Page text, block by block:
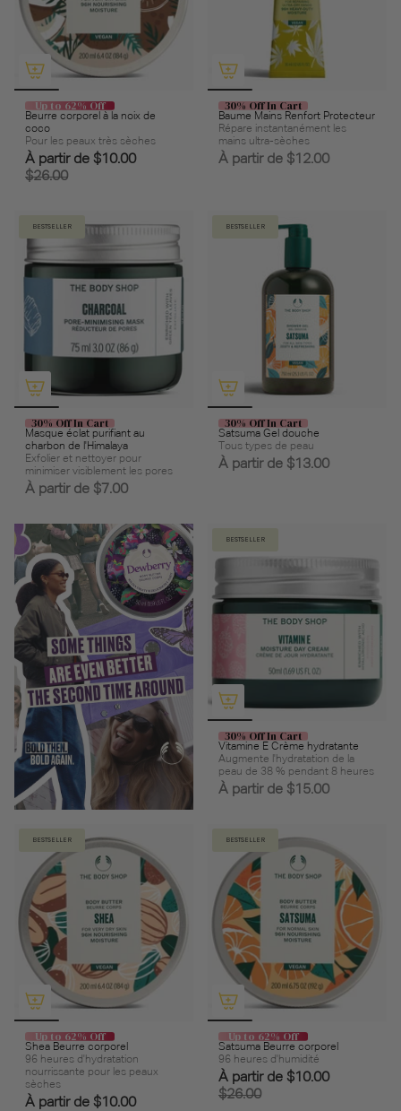
Up to 62% Off
Beurre corporel à la noix de
coco
Pour les peaux très sèches
À partir de $10.00
$26.00
30% Off In Cart
Baume Mains Renfort Protecteur
Répare instantanément les
mains ultra-sèches
À partir de $12.00
BESTSELLER
30% Off In Cart
Masque éclat purifiant au
charbon de l'Himalaya
Exfolier et nettoyer pour
minimiser visiblement les pores
À partir de $7.00
BESTSELLER
30% Off In Cart
Satsuma Gel douche
Tous types de peau
À partir de $13.00
BESTSELLER
30% Off In Cart
Vitamine E Crème hydratante
Augmente l'hydratation de la
peau de 38 % pendant 8 heures
À partir de $15.00
BESTSELLER
Up to 62% Off
Shea Beurre corporel
96 heures d'hydratation
nourrissante pour les peaux
sèches
À partir de $10.00
BESTSELLER
Up to 62% Off
Satsuma Beurre corporel
96 heures d'humidité
À partir de $10.00
$26.00